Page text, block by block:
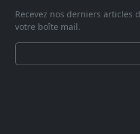
Recevez nos derniers articles
votre boîte mail.